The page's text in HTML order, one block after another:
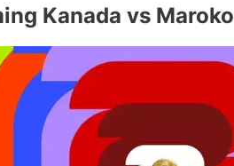
Kanada vs Maroko